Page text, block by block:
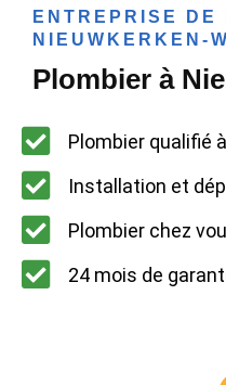
ENTREPRISE DE
NIEUWKERKEN-
Plombier à
Plombier qualifié
Installation et
Plombier chez
24 mois de